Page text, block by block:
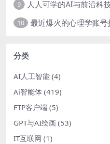
9
10
分类
AI人工智能 (4)
Ai智能体 (419)
FTP客户端 (5)
GPT与AI绘画 (53)
IT互联网 (1)